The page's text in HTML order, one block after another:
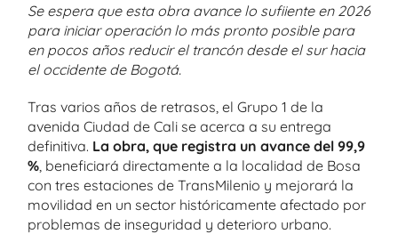
Se espera que esta obra avance lo sufiiente en 2026
para iniciar operación lo más pronto posible para
en pocos años reducir el trancón desde el sur hacia
el occidente de Bogotá.
Tras varios años de retrasos, el Grupo 1 de la
avenida Ciudad de Cali se acerca a su entrega
definitiva. La obra, que registra un avance del 99,9
% , beneficiará directamente a la localidad de Bosa
con tres estaciones de TransMilenio y mejorará la
movilidad en un sector históricamente afectado por
problemas de inseguridad y deterioro urbano.